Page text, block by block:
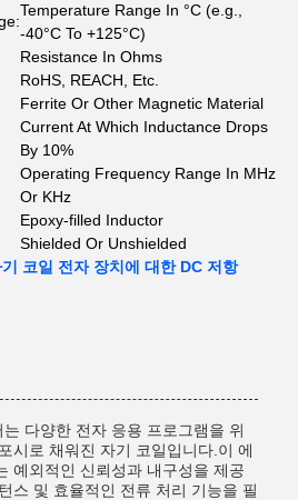
Temperature Range In °C (e.g.,
-40°C To +125°C)
Resistance In Ohms
RoHS, REACH, Etc.
Ferrite Or Other Magnetic Material
Current At Which Inductance Drops
By 10%
Operating Frequency Range In MHz
Or KHz
Epoxy-filled Inductor
Shielded Or Unshielded
코일 전자 장치에 대한 DC 저항
다양한 전자 응용 프로그램을 위
시로 채워진 자기 코일입니다.이 에
예외적인 신뢰성과 내구성을 제공
스 및 효율적인 전류 처리 기능을 필